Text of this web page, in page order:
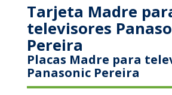
Tarjeta Madre
televisores
Pereira
Placas Madre para
Panasonic Pereira